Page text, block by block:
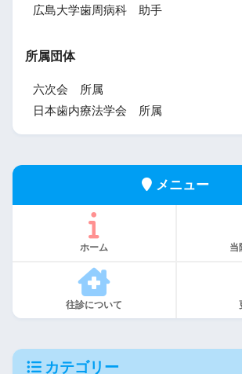
広島大学歯周病科 助手
所属団体
六次会 所属
日本歯内療法学会 所属
メニュー
ホーム 当
往診について
カテゴリー